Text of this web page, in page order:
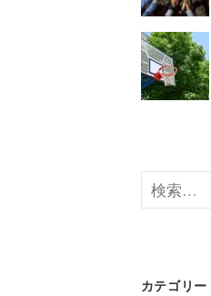
検
索:
カテゴリー